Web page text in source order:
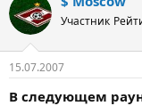
Участник
15.07.2007
В следующем